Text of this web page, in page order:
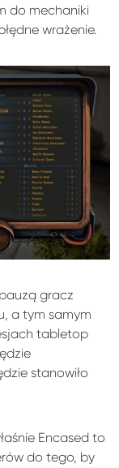
do mechaniki
wrażenie.
gracz
a tym samym
tabletop
stanowiło
Encased to
do tego, by